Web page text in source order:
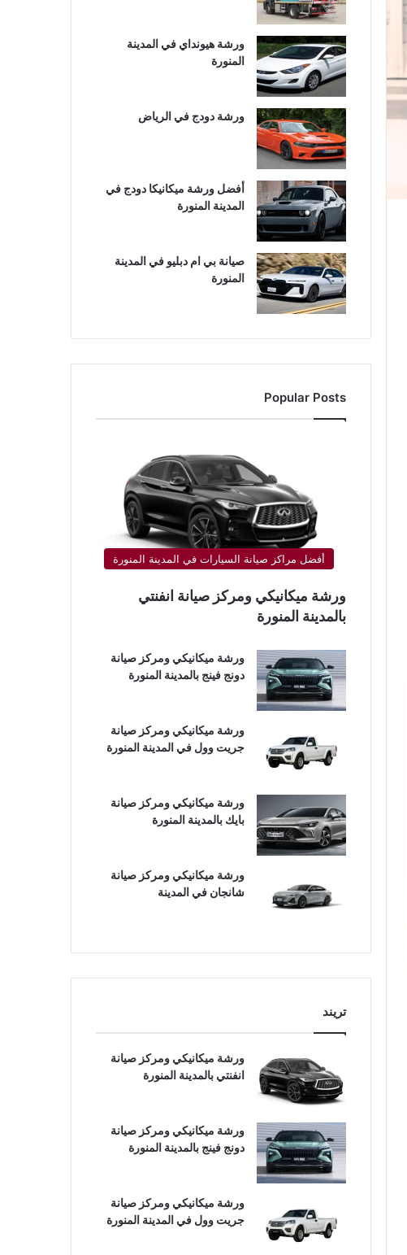
ورشة هيونداي في المدينة
المنورة
ورشة دودج في الرياض
أفضل ورشة ميكانيكا دودج في
المدينة المنورة
صيانة بي ام دبليو في المدينة
المنورة
Popular Posts
أفضل مراكز صيانة السيارات في المدينة المنورة
ورشة ميكانيكي ومركز صيانة انفنتي
بالمدينة المنورة
ورشة ميكانيكي ومركز صيانة
دونج فينج بالمدينة المنورة
ورشة ميكانيكي ومركز صيانة
جريت وول في المدينة المنورة
ورشة ميكانيكي ومركز صيانة
بايك بالمدينة المنورة
ورشة ميكانيكي ومركز صيانة
شانجان في المدينة
تريند
ورشة ميكانيكي ومركز صيانة
انفنتي بالمدينة المنورة
ورشة ميكانيكي ومركز صيانة
دونج فينج بالمدينة المنورة
ورشة ميكانيكي ومركز صيانة
جريت وول في المدينة المنورة